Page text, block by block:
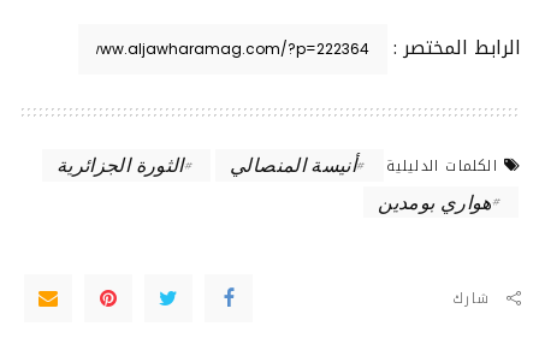
الرابط المختصر :
الكلمات الدليلية أنيسة المنصالي
الثورة الجزائرية
هواري بومدين
شارك